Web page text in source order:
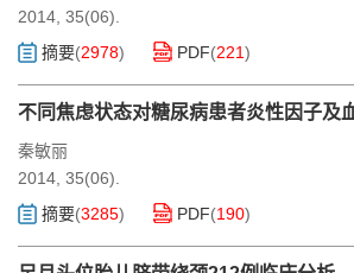
2014, 35(06).
摘要(2978) PDF(221)
不同焦虑状态对糖尿病患者炎性因子及
秦敏丽
2014, 35(06).
摘要(3285) PDF(190)